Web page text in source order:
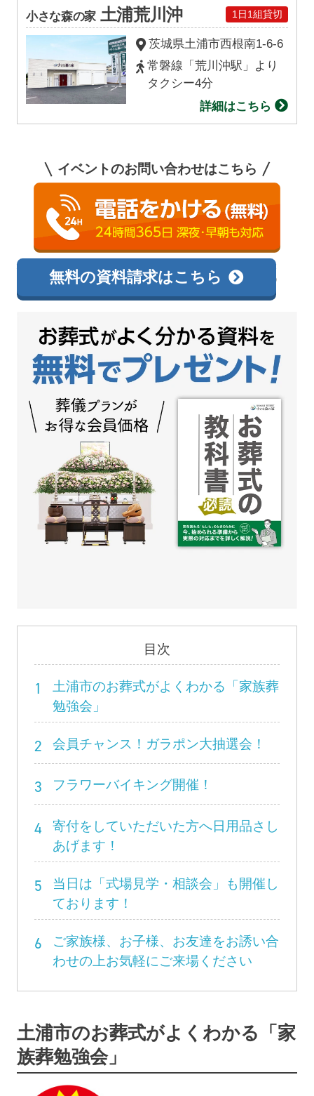
小さな森の家 土浦荒川沖 1日1組貸切
茨城県土浦市西根南1-6-6
常磐線「荒川沖駅」より
タクシー4分
詳細はこちら
イベントのお問い合わせはこちら
相談無料 0120-138-726
無料の資料請求はこちら
目次
1
土浦市のお葬式がよくわかる「家族葬
勉強会」
2 会員チャンス！ガラポン大抽選会！
3 フラワーバイキング開催！
4
寄付をしていただいた方へ日用品さし
あげます！
5
当日は「式場見学・相談会」も開催し
ております！
6
ご家族様、お子様、お友達をお誘い合
わせの上お気軽にご来場ください
土浦市のお葬式がよくわかる「家
族葬勉強会」